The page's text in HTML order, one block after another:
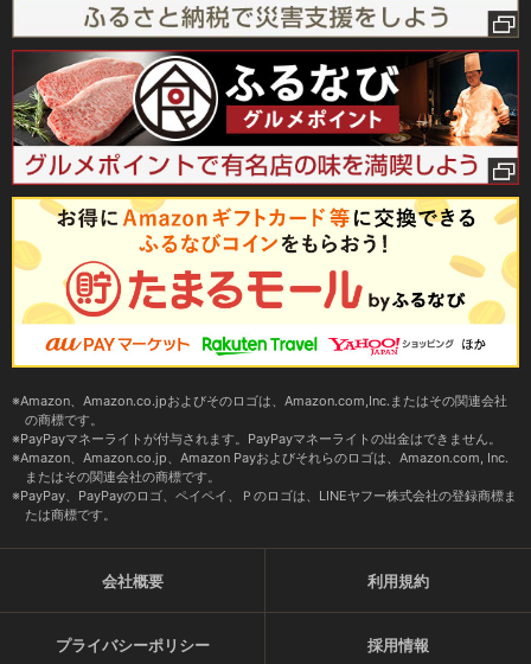
Amazon、Amazon.co.jpおよびそのロゴは、Amazon.com,Inc.またはその関連会社
の商標です。
PayPayマネーライトが付与されます。PayPayマネーライトの出金はできません。
Amazon、Amazon.co.jp、Amazon Payおよびそれらのロゴは、Amazon.com, Inc.
またはその関連会社の商標です。
PayPay、PayPayのロゴ、ペイペイ、Ｐのロゴは、LINEヤフー株式会社の登録商標ま
たは商標です。
会社概要 利用規約
プライバシーポリシー 採用情報